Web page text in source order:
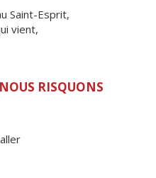
Saint-Esprit,
vient,
RISQUONS